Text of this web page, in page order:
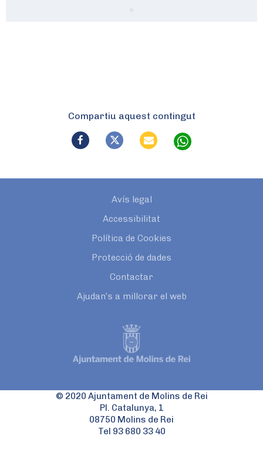
Compartiu aquest contingut
Avís legal
Accessibilitat
Política de Cookies
Protecció de dades
Contactar
Ajudan’s a millorar el web
© 2020 Ajuntament de Molins de Rei
Pl. Catalunya, 1
08750 Molins de Rei
Tel 93 680 33 40